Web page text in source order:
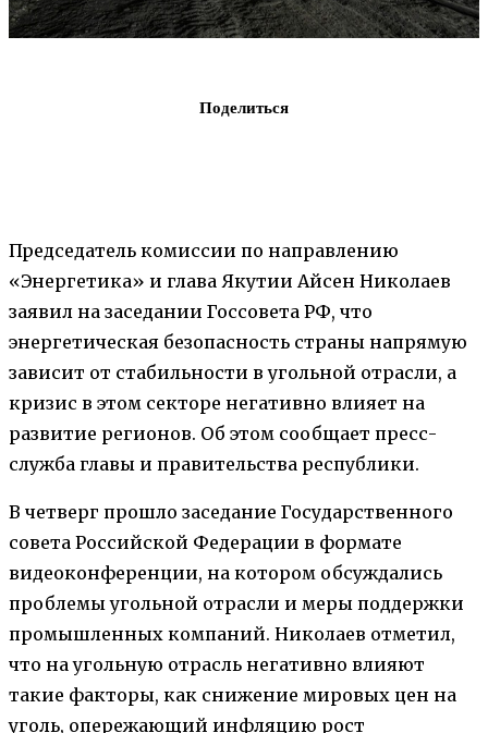
Поделиться
Председатель комиссии по направлению
«Энергетика» и глава Якутии Айсен Николаев
заявил на заседании Госсовета РФ, что
энергетическая безопасность страны напрямую
зависит от стабильности в угольной отрасли, а
кризис в этом секторе негативно влияет на
развитие регионов. Об этом сообщает пресс-
служба главы и правительства республики.
В четверг прошло заседание Государственного
совета Российской Федерации в формате
видеоконференции, на котором обсуждались
проблемы угольной отрасли и меры поддержки
промышленных компаний. Николаев отметил,
что на угольную отрасль негативно влияют
такие факторы, как снижение мировых цен на
уголь, опережающий инфляцию рост